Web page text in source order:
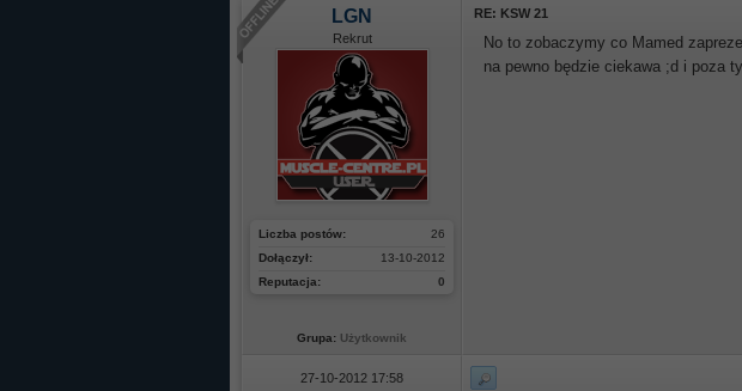
LGN
Rekrut
26
Liczba postów:
13-10-2012
Dołączył:
0
Reputacja:
Grupa: Użytkownik
RE: KSW 21
No to zobaczymy co Mamed
na pewno będzie ciekawa ;d i poza
27-10-2012 17:58